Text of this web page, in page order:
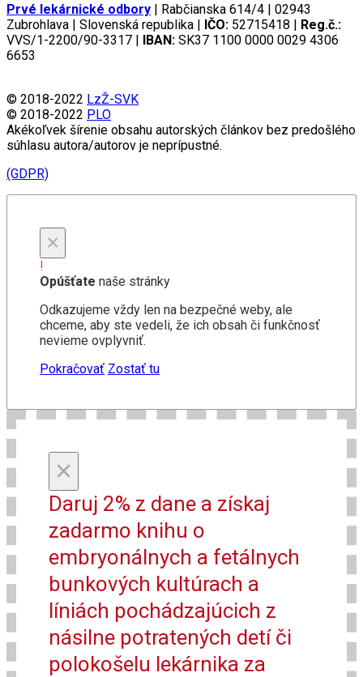
Prvé lekárnické odbory | Rabčianska 614/4 | 02943
Zubrohlava | Slovenská republika | IČO: 52715418 | Reg.č.:
VVS/1-2200/90-3317 | IBAN: SK37 1100 0000 0029 4306
6653
© 2018-2022 LzŽ-SVK
© 2018-2022 PLO
Akékoľvek šírenie obsahu autorských článkov bez predošlého
súhlasu autora/autorov je neprípustné.
(GDPR)
×
!
Opúšťate naše stránky
Odkazujeme vždy len na bezpečné weby, ale
chceme, aby ste vedeli, že ich obsah či funkčnosť
nevieme ovplyvniť.
Pokračovať Zostať tu
×
Daruj 2% z dane a získaj
zadarmo knihu o
embryonálnych a fetálnych
bunkových kultúrach a
líniách pochádzajúcich z
násilne potratených detí či
polokošelu lekárnika za